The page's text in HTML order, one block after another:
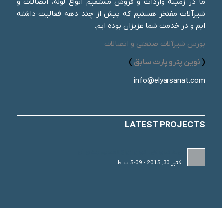
ما در زمینه واردات و فروش مستقیم انواع لوله، اتصالات و
شیرآلات مفتخر هستیم که بیش از چند دهه فعالیت داشته
ایم و در خدمت شما عزیزان بوده ایم.
بورس شیرآلات صنعتی و اتصالات
( نوین پترو پارت سابق )
info@elyarsanat.com
LATEST PROJECTS
اکتبر 30, 2015 - 5:09 ب.ظ